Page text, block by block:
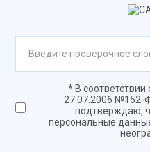
* В
27.07.2006 №152-
подтверждаю,
персональные